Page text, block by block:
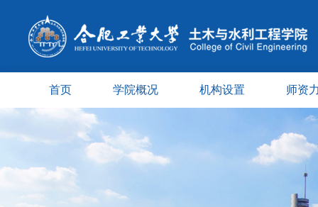
首页 学院概况 机构设置 师资